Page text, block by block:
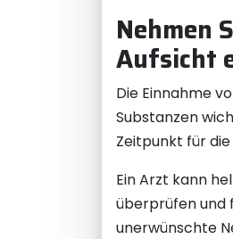
Nehmen
Aufsicht
Die Einnahme
Substanzen
Zeitpunkt für
Ein Arzt kann
überprüfen und
unerwünschte